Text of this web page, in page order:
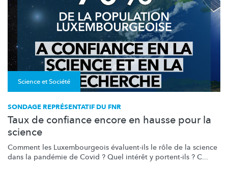
Science et Société
SONDAGE REPRÉSENTATIF DU FNR
Taux de confiance encore en hausse pour la
science
Comment les Luxembourgeois évaluent-ils le rôle de la science
dans la pandémie de Covid ? Quel intérêt y portent-ils ? C...